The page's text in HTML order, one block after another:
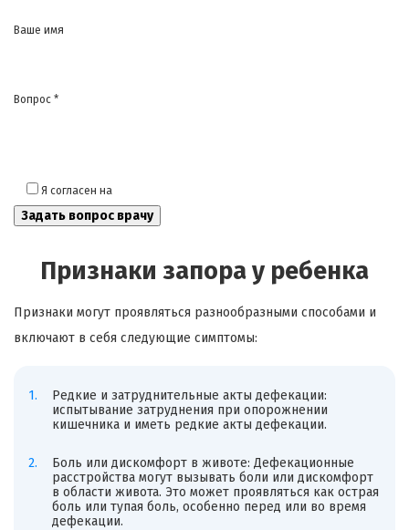
Ваше имя
Вопрос *
Я согласен на
Признаки запора у ребенка
Признаки могут проявляться разнообразными способами и
включают в себя следующие симптомы:
Редкие и затруднительные акты дефекации:
испытывание затруднения при опорожнении
кишечника и иметь редкие акты дефекации.
Боль или дискомфорт в животе: Дефекационные
расстройства могут вызывать боли или дискомфорт
в области живота. Это может проявляться как острая
боль или тупая боль, особенно перед или во время
дефекации.